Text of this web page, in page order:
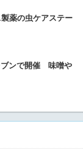
薬の虫ケアステー
ブンで開催 味噌や